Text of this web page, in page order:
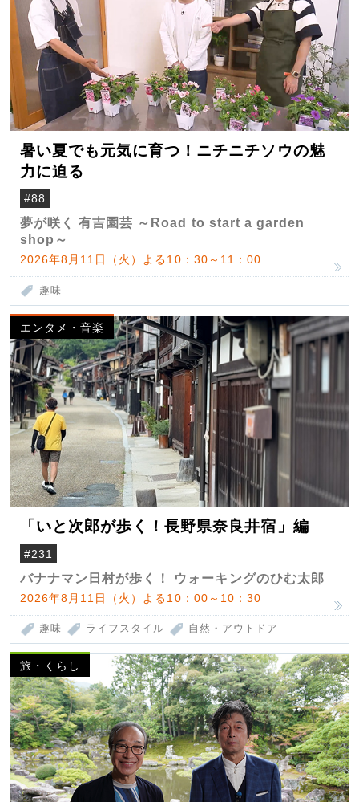
暑い夏でも元気に育つ！ニチニチソウの魅
力に迫る
#88
夢が咲く 有吉園芸 ～Road to start a garden
shop～
2026年8月11日（火）よる10：30～11：00
趣味
エンタメ・音楽
「いと次郎が歩く！長野県奈良井宿」編
#231
バナナマン日村が歩く！ ウォーキングのひむ太郎
2026年8月11日（火）よる10：00～10：30
趣味 ライフスタイル 自然・アウトドア
旅・くらし